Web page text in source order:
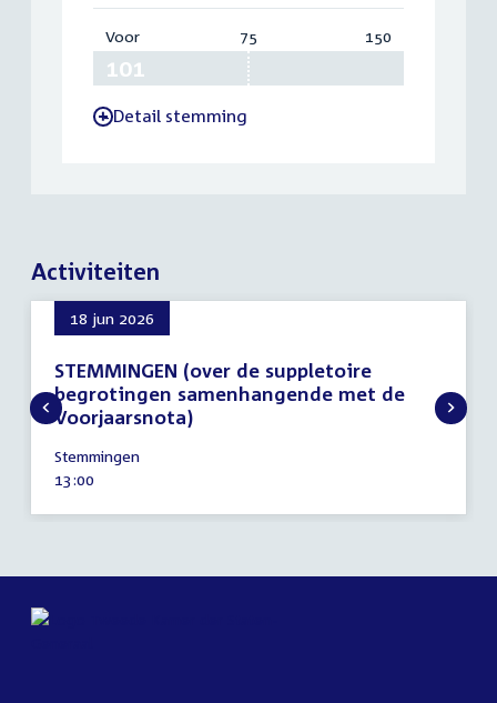
Voor:
101
75 150
-Detail stemming
Activiteiten
18 jun 2026
STEMMINGEN (over de suppletoire
begrotingen samenhangende met de
Voorjaarsnota)
juni
2026
Stemmingen
Tijd
13:00